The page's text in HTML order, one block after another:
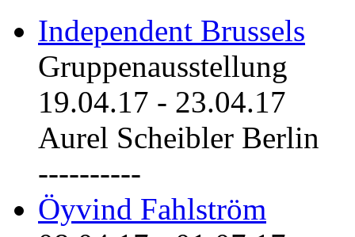
Independent Brussels
Gruppenausstellung
19.04.17 - 23.04.17
Aurel Scheibler Berlin
----------
Öyvind Fahlström